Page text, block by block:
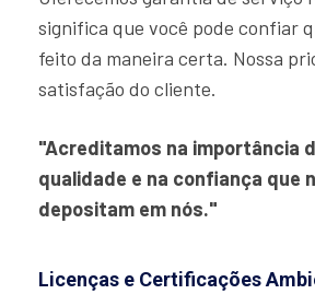
significa que você pode confiar
feito da maneira certa. Nossa
satisfação do cliente.
"Acreditamos na importância
qualidade e na confiança que
depositam em nós."
Licenças e Certificações